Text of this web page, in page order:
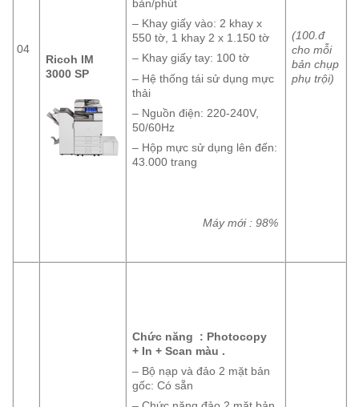
04
Ricoh IM
3000 SP
bản/phút
– Khay giấy vào: 2 khay x
550 tờ, 1 khay 2 x 1.150 tờ
– Khay giấy tay: 100 tờ
– Hệ thống tái sử dụng mực
thải
– Nguồn điện: 220-240V,
50/60Hz
– Hộp mực sử dụng lên đến:
43.000 trang
Máy mới : 98%
(100.đ
cho mỗi
bản chụp
phụ trội)
Chức năng : Photocopy
+ In + Scan màu .
– Bộ nạp và đảo 2 mặt bản
gốc: Có sẵn